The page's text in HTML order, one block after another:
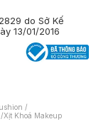
do Sở Kế
13/01/2016
/
/Xịt Khoá Makeup